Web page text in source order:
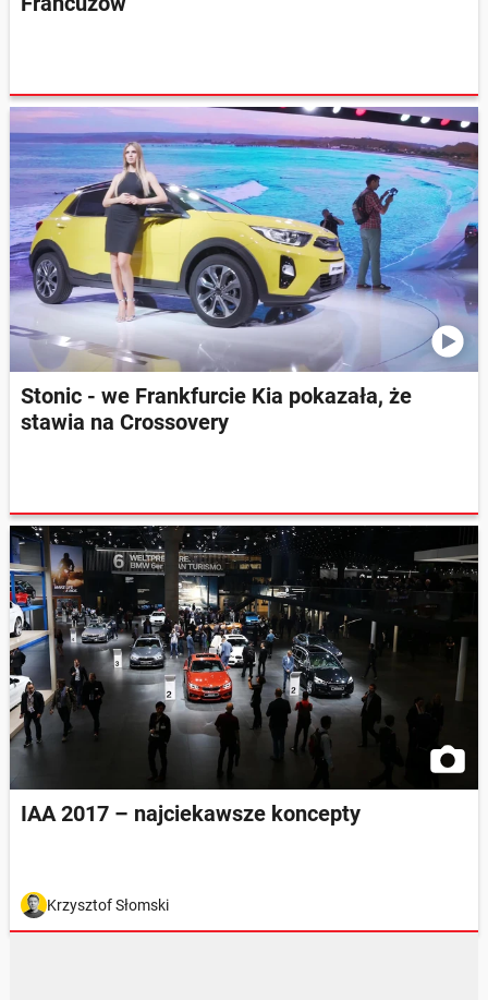
Stonic - we Frankfurcie Kia pokazała, że
stawia na Crossovery
IAA 2017 – najciekawsze koncepty
Krzysztof Słomski